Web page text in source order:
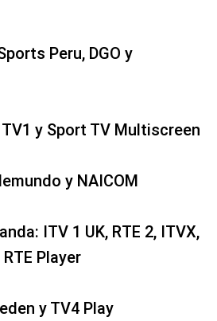
Peru, DGO y
y Sport TV Multiscreen
y NAICOM
ITV 1 UK, RTE 2, ITVX,
Player
y TV4 Play